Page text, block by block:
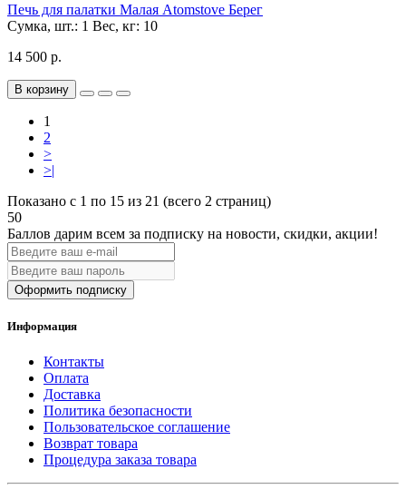
Печь для палатки Малая Atomstove Берег
Сумка, шт.: 1 Вес, кг: 10
14 500 р.
В корзину
1
2
>
>|
Показано с 1 по 15 из 21 (всего 2 страниц)
50
Баллов дарим всем за подписку на новости, скидки, акции!
Оформить подписку
Информация
Контакты
Оплата
Доставка
Политика безопасности
Пользовательское соглашение
Возврат товара
Процедура заказа товара